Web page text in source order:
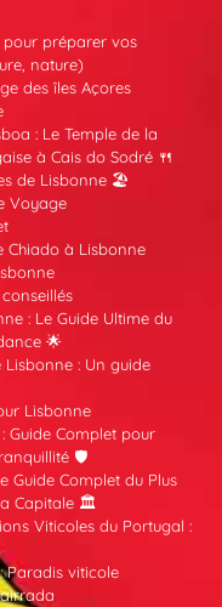
préparer vos
nature)
des îles Açores
: Le Temple de la
à Cais do Sodré 🍴
de Lisbonne 🏖️
Voyage
Chiado à Lisbonne
: Le Guide Ultime du
🌟
: Un guide
Lisbonne
Guide Complet pour
🛡️
Guide Complet du Plus
Capitale 🏛️
Viticoles du Portugal :
Paradis viticole